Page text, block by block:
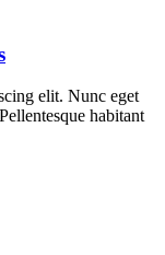
elit. Nunc eget
habitant